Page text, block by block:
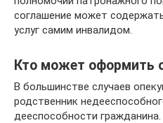
соглашение может
услуг самим инвалидом.
Кто может оформить
В большинстве случаев
родственник
дееспособности